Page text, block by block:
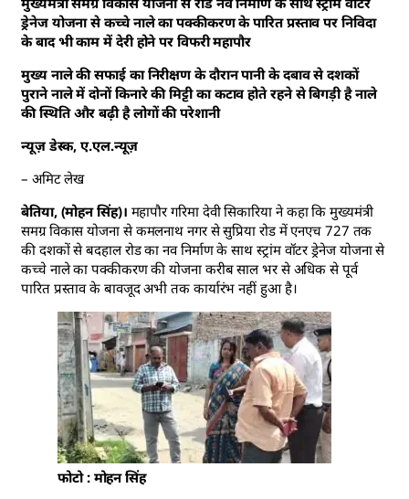
ड्रेनेज योजना से कच्चे नाले का पक्कीकरण के पारित प्रस्ताव पर निविदा
के बाद भी काम में देरी होने पर विफरी महापौर
मुख्य नाले की सफाई का निरीक्षण के दौरान पानी के दबाव से दशकों
पुराने नाले में दोनों किनारे की मिट्टी का कटाव होते रहने से बिगड़ी है नाले
की स्थिति और बढ़ी है लोगों की परेशानी
न्यूज़ डेस्क, ए.एल.न्यूज़
– अमिट लेख
बेतिया, (मोहन सिंह)। महापौर गरिमा देवी सिकारिया ने कहा कि मुख्यमंत्री
समग्र विकास योजना से कमलनाथ नगर से सुप्रिया रोड में एनएच 727 तक
की दशकों से बदहाल रोड का नव निर्माण के साथ स्ट्रांम वॉटर ड्रेनेज योजना से
कच्चे नाले का पक्कीकरण की योजना करीब साल भर से अधिक से पूर्व
पारित प्रस्ताव के बावजूद अभी तक कार्यारंभ नहीं हुआ है।
फोटो : मोहन सिंह